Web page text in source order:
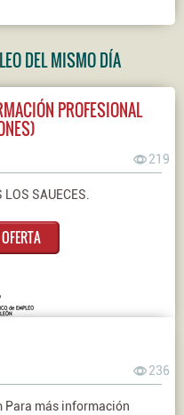
DEL MISMO DÍA
PROFESIONAL
219
SAUECES.
236
Para más información